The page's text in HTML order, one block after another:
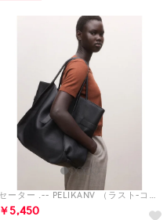
セーター .-- PELIKANV （ラスト-コッパー）
￥5,450